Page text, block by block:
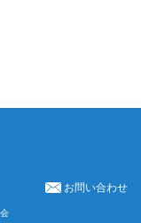
お問い合わせ